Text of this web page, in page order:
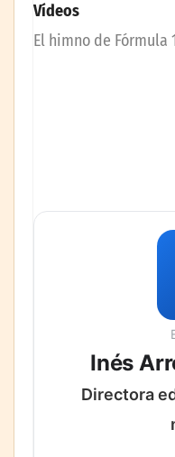
Vídeos
El himno de Fórmula
Inés
Directora